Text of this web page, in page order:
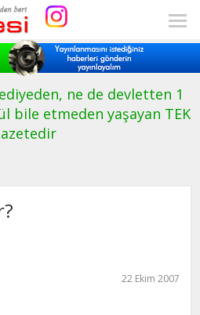
ne de devletten 1
bile etmeden yaşayan TEK
22 Ekim 2007